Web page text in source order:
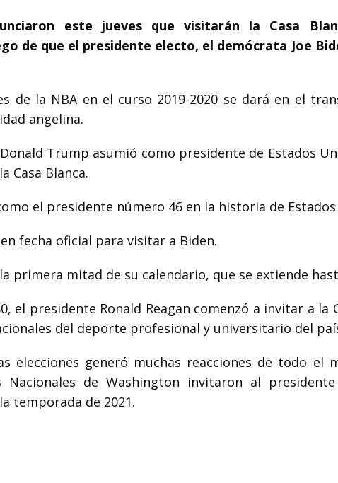
este jueves que visitarán la Casa
de que el presidente electo, el demócrata Joe
de la NBA en el curso 2019-2020 se dará en el
angelina.
Trump asumió como presidente de Estados
Casa Blanca.
el presidente número 46 en la historia de
fecha oficial para visitar a Biden.
primera mitad de su calendario, que se extiende
el presidente Ronald Reagan comenzó a invitar a la
del deporte profesional y universitario del
elecciones generó muchas reacciones de todo el
Nacionales de Washington invitaron al
temporada de 2021.